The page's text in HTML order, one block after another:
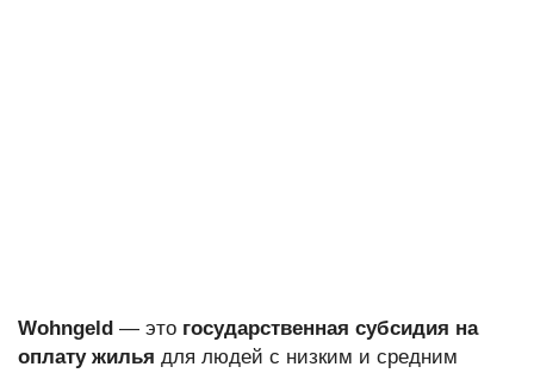
Wohngeld — это государственная субсидия на
оплату жилья для людей с низким и средним